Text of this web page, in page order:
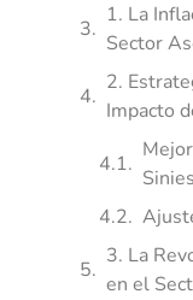
1. La
Sector
2.
Impacto
3. La
en el